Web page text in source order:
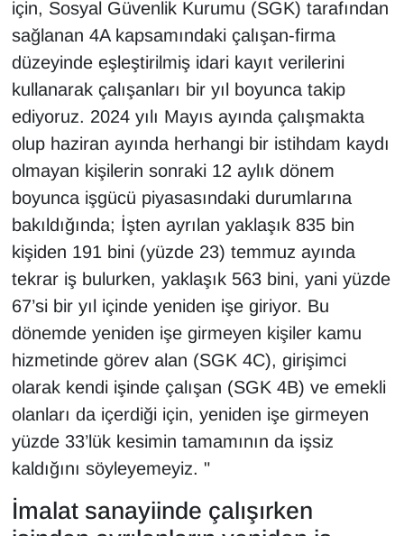
için, Sosyal Güvenlik Kurumu (SGK) tarafından
sağlanan 4A kapsamındaki çalışan-firma
düzeyinde eşleştirilmiş idari kayıt verilerini
kullanarak çalışanları bir yıl boyunca takip
ediyoruz. 2024 yılı Mayıs ayında çalışmakta
olup haziran ayında herhangi bir istihdam kaydı
olmayan kişilerin sonraki 12 aylık dönem
boyunca işgücü piyasasındaki durumlarına
bakıldığında; İşten ayrılan yaklaşık 835 bin
kişiden 191 bini (yüzde 23) temmuz ayında
tekrar iş bulurken, yaklaşık 563 bini, yani yüzde
67’si bir yıl içinde yeniden işe giriyor. Bu
dönemde yeniden işe girmeyen kişiler kamu
hizmetinde görev alan (SGK 4C), girişimci
olarak kendi işinde çalışan (SGK 4B) ve emekli
olanları da içerdiği için, yeniden işe girmeyen
yüzde 33’lük kesimin tamamının da işsiz
kaldığını söyleyemeyiz. "
İmalat sanayiinde çalışırken